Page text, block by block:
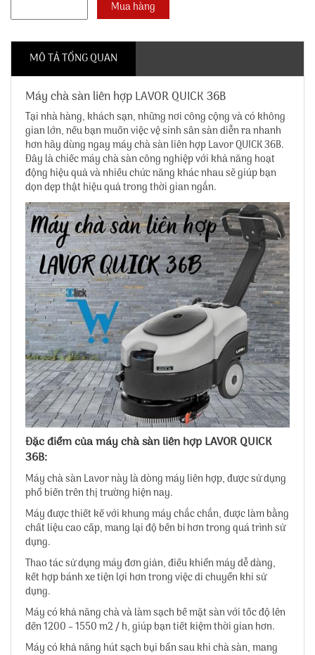
MÔ TẢ TỔNG QUAN
Máy chà sàn liên hợp LAVOR QUICK 36B
Tại nhà hàng, khách sạn, những nơi công cộng và có không
gian lớn, nếu bạn muốn việc vệ sinh sân sàn diễn ra nhanh
hơn hãy dùng ngay máy chà sàn liên hợp Lavor QUICK 36B.
Đây là chiếc máy chà sàn công nghiệp với khả năng hoạt
động hiệu quả và nhiều chức năng khác nhau sẽ giúp bạn
dọn dẹp thật hiệu quả trong thời gian ngắn.
Đặc điểm của máy chà sàn liên hợp LAVOR QUICK
36B:
Máy chà sàn Lavor này là dòng máy liên hợp, được sử dụng
phổ biến trên thị trường hiện nay.
Máy được thiết kế với khung máy chắc chắn, được làm bằng
chất liệu cao cấp, mang lại độ bền bỉ hơn trong quá trình sử
dụng.
Thao tác sử dụng máy đơn giản, điều khiển máy dễ dàng,
kết hợp bánh xe tiện lợi hơn trong việc di chuyển khi sử
dụng.
Máy có khả năng chà và làm sạch bề mặt sàn với tốc độ lên
đến 1200 – 1550 m2 / h, giúp bạn tiết kiệm thời gian hơn.
Máy có khả năng hút sạch bụi bẩn sau khi chà sàn, mang